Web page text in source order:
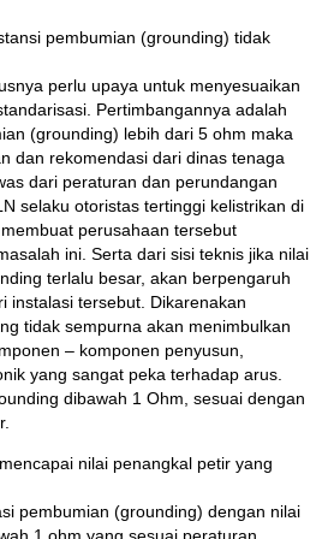
pembumian (grounding) tidak
perlu upaya untuk menyesuaikan
Pertimbangannya adalah
(grounding) lebih dari 5 ohm maka
dan rekomendasi dari dinas tenaga
dari peraturan dan perundangan
selaku otoristas tertinggi kelistrikan di
perusahaan tersebut
ini. Serta dari sisi teknis jika nilai
terlalu besar, akan berpengaruh
instalasi tersebut. Dikarenakan
tidak sempurna akan menimbulkan
– komponen penyusun,
yang sangat peka terhadap arus.
dibawah 1 Ohm, sesuai dengan
nilai penangkal petir yang
pembumian (grounding) dengan nilai